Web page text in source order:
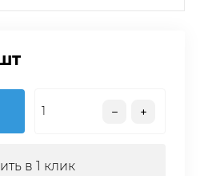
в 1 клик